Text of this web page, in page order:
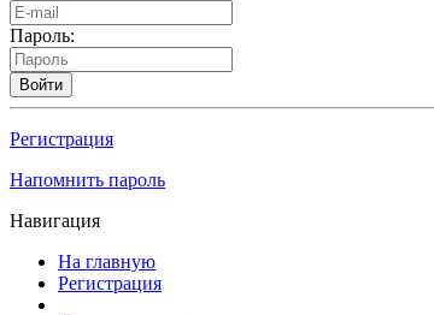
Пароль:
Войти
Регистрация
Напомнить пароль
Навигация
На главную
Регистрация